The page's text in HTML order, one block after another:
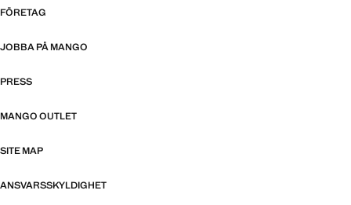
FÖRETAG
JOBBA PÅ MANGO
PRESS
MANGO OUTLET
SITE MAP
ANSVARSSKYLDIGHET